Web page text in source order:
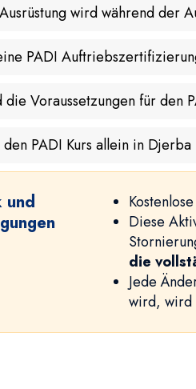
wird während der
PADI
die Voraussetzungen für den
den PADI Kurs allein in Djerba
und
Diese
die
Jede
wird, wird